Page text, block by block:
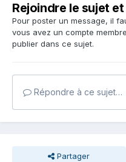
Rejoindre le sujet
Pour poster un message, il
vous avez un compte
publier dans ce sujet.
Répondre à ce sujet…
Partager